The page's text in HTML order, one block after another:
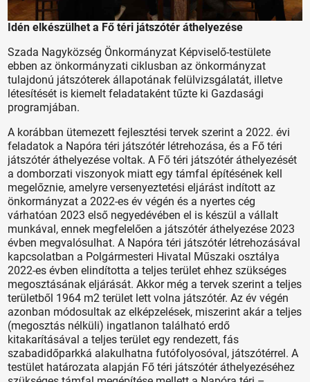
Idén elkészülhet a Fő téri játszótér áthelyezése
Szada Nagyközség Önkormányzat Képviselő-testülete
ebben az önkormányzati ciklusban az önkormányzat
tulajdonú játszóterek állapotának felülvizsgálatát, illetve
létesítését is kiemelt feladataként tűzte ki Gazdasági
programjában.
A korábban ütemezett fejlesztési tervek szerint a 2022. évi
feladatok a Napóra téri játszótér létrehozása, és a Fő téri
játszótér áthelyezése voltak. A Fő téri játszótér áthelyezését
a domborzati viszonyok miatt egy támfal építésének kell
megelőznie, amelyre versenyeztetési eljárást indított az
önkormányzat a 2022-es év végén és a nyertes cég
várhatóan 2023 első negyedévében el is készül a vállalt
munkával, ennek megfelelően a játszótér áthelyezése 2023
évben megvalósulhat. A Napóra téri játszótér létrehozásával
kapcsolatban a Polgármesteri Hivatal Műszaki osztálya
2022-es évben elindította a teljes terület ehhez szükséges
megosztásának eljárását. Akkor még a tervek szerint a teljes
területből 1964 m2 terület lett volna játszótér. Az év végén
azonban módosultak az elképzelések, miszerint akár a teljes
(megosztás nélküli) ingatlanon található erdő
kitakarításával a teljes terület egy rendezett, fás
szabadidőparkká alakulhatna futófolyosóval, játszótérrel. A
testület határozata alapján Fő téri játszótér áthelyezéséhez